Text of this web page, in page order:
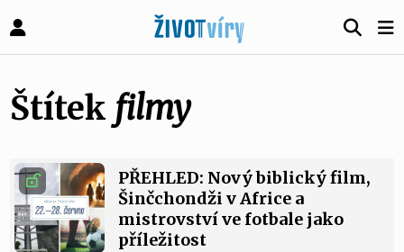
Štítek filmy
PŘEHLED: Nový biblický film,
Šinčchondži v Africe a
mistrovství ve fotbale jako
příležitost